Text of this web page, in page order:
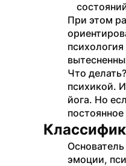
При этом
Что
психикой.
йога. Но
эмоции,